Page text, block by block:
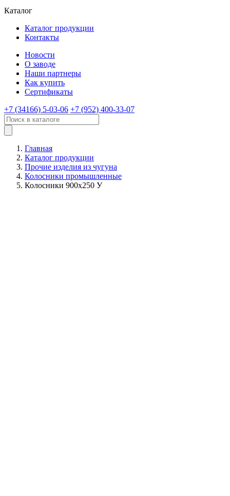
Каталог
Каталог продукции
Контакты
Новости
О заводе
Наши партнеры
Как купить
Сертификаты
+7 (34166) 5-03-06 +7 (952) 400-33-07
Главная
Каталог продукции
Прочие изделия из чугуна
Колосники промышленные
Колосники 900х250 У